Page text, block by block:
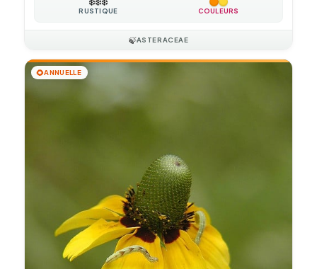
RUSTIQUE COULEURS
🍃ASTERACEAE
🌻ANNUELLE